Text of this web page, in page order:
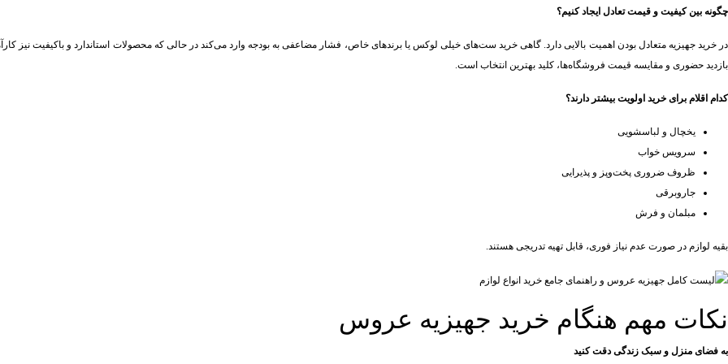
چگونه بین کیفیت و قیمت تعادل ایجاد کنیم؟
در خرید جهیزیه متعادل بودن اهمیت بالایی دارد. گاهی خرید ست‌های خیلی لوکس یا برندهای خاص، فشار مضاعفی به بودجه وارد می‌کند در حالی که محصولات استاندارد و باکیفیت نیز
بازدید حضوری و مقایسه قیمت فروشگاه‌ها، کلید بهترین انتخاب است.
کدام اقلام برای خرید اولویت بیشتر دارند؟
یخچال و لباسشویی
سرویس خواب
ظروف ضروری پخت‌وپز و پذیرایی
جاروبرقی
مبلمان و فرش
بقیه لوازم در صورت عدم نیاز فوری، قابل تهیه تدریجی هستند.
نکات مهم هنگام خرید جهیزیه عروس
به فضای منزل و سبک زندگی دقت کنید